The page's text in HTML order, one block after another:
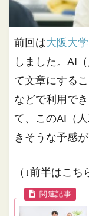
前回は大阪大学
しました。AI
て文章にする
などで利用で
て、このAI（
きそうな予感が
（↓前半はこち